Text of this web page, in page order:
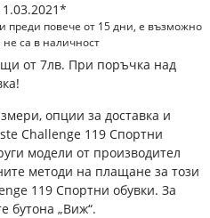
преди повече от 15 дни, е възможно
са в наличност
от 7лв. При поръчка над
опции за доставка и
Challenge 119 Спортни
модели от производител
методи на плащане за този
119 Спортни обувки. За
бутона „Виж“.